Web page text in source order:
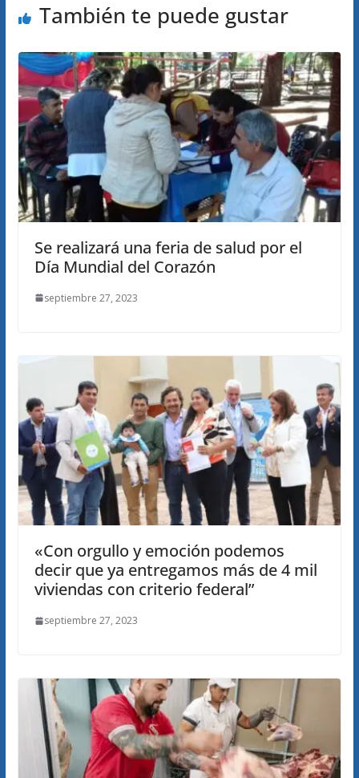
También te puede gustar
Se realizará una feria de salud por el
Día Mundial del Corazón
septiembre 27, 2023
«Con orgullo y emoción podemos
decir que ya entregamos más de 4 mil
viviendas con criterio federal”
septiembre 27, 2023